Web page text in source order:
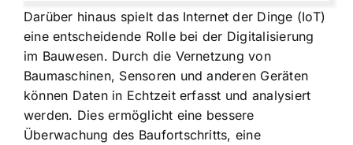
Darüber hinaus spielt das Internet der Dinge (IoT)
eine entscheidende Rolle bei der Digitalisierung
im Bauwesen. Durch die Vernetzung von
Baumaschinen, Sensoren und anderen Geräten
können Daten in Echtzeit erfasst und analysiert
werden. Dies ermöglicht eine bessere
Überwachung des Baufortschritts, eine